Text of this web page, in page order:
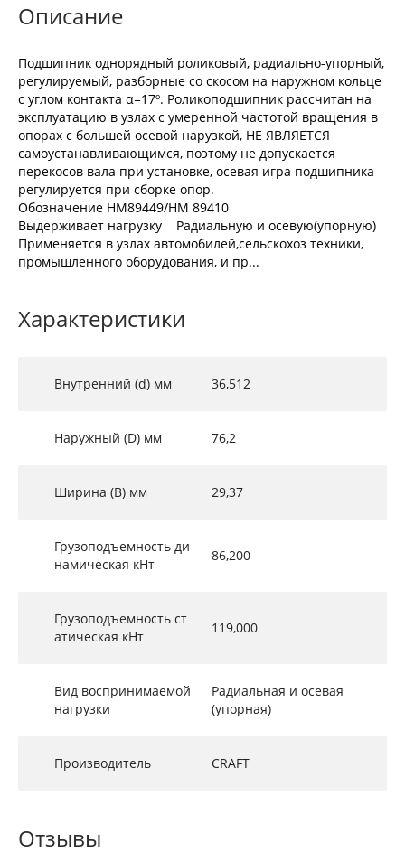
Описание
Подшипник однорядный роликовый, радиально-упорный,
регулируемый, разборные со скосом на наружном кольце
с углом контакта α=17º. Роликоподшипник рассчитан на
эксплуатацию в узлах с умеренной частотой вращения в
опорах с большей осевой нарузкой, НЕ ЯВЛЯЕТСЯ
самоустанавливающимся, поэтому не допускается
перекосов вала при установке, осевая игра подшипника
регулируется при сборке опор.
Обозначение HM89449/HM 89410
Выдерживает нагрузку Радиальную и осевую(упорную)
Применяется в узлах автомобилей,сельскохоз техники,
промышленного оборудования, и пр...
Характеристики
Внутренний (d) мм 36,512
Наружный (D) мм 76,2
Ширина (B) мм 29,37
Грузоподъемность ди
намическая кНт
86,200
Грузоподъемность ст
атическая кНт
119,000
Вид воспринимаемой
нагрузки
Радиальная и осевая
(упорная)
Производитель CRAFT
Отзывы